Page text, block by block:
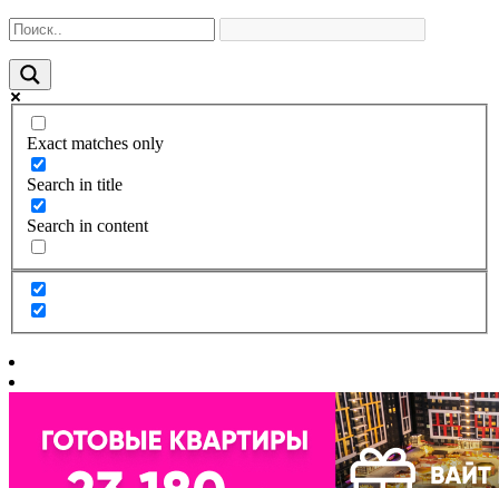
Exact matches only
Search in title
Search in content